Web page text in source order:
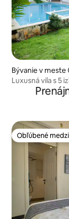
Bývanie v meste
Luxusná vila s 5
Candolime
Obľúbené
Obľúbené